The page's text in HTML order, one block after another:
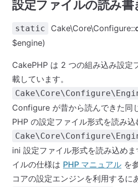
設定ファイルの読み書
static Cake\Core\Configure::
$engine)
CakePHP は 2 つの組み込み設定
載しています。
Configure が昔から読んできた同
PHP の設定ファイル形式を読み込
ini 設定ファイル形式を読み込め
イルの仕様は PHP マニュアル を
コアの設定エンジンを利用する